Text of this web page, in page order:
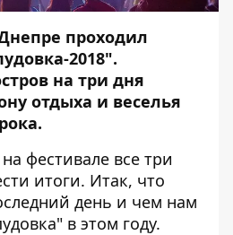
Днепре проходил
2018".
на три дня
отдыха и веселья
фестивале все три
итоги. Итак, что
день и чем нам
в этом году.